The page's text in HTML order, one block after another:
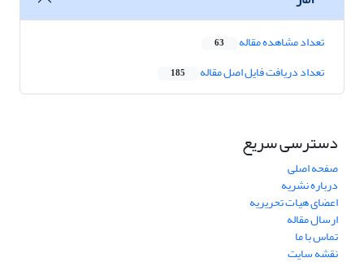
تعداد مشاهده مقاله 63
تعداد دریافت فایل اصل مقاله 185
دسترسی سریع
صفحه اصلی
درباره نشریه
اعضای هیات تحریریه
ارسال مقاله
تماس با ما
نقشه سایت